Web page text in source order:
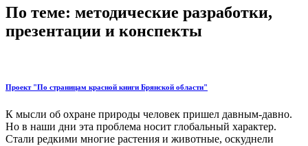
По теме: методические разработки,
презентации и конспекты
Проект "По страницам красной книги Брянской области"
К мысли об охране природы человек пришел давным-давно.
Но в наши дни эта проблема носит глобальный характер.
Стали редкими многие растения и животные, оскуднели